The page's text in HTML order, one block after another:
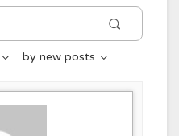
by new posts